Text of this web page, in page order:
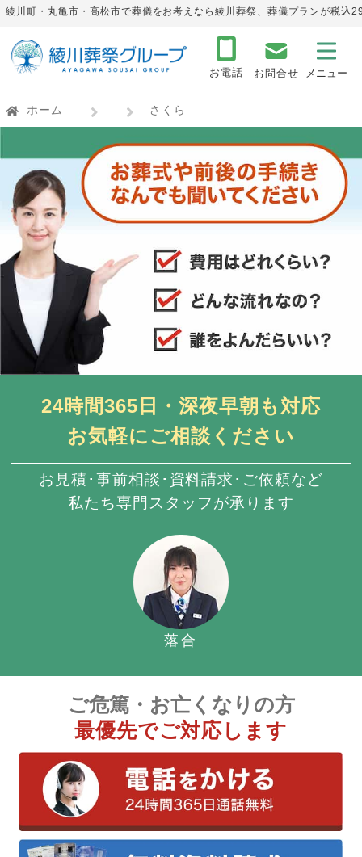
綾川町・丸亀市・高松市で葬儀をお考えなら綾川葬祭、葬儀プランが税
お電話 お問合せ
ホーム さくら
24時間365日・深夜早朝も対応
お気軽にご相談ください
お見積･事前相談･資料請求･ご依頼など
私たち専門スタッフが承ります
落合
ご危篤・お亡くなりの方
最優先でご対応します